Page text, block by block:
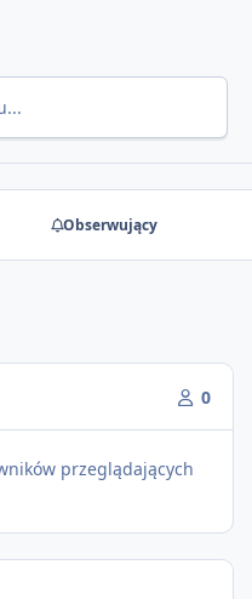
Obserwujący
0
przeglądających